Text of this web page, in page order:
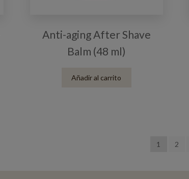
Anti-aging After Shave
Balm (48 ml)
Añadir al carrito
1 2